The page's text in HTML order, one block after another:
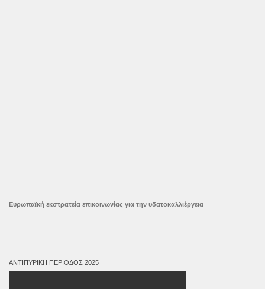
Ευρωπαϊκή εκστρατεία επικοινωνίας για την υδατοκαλλιέργεια
ΑΝΤΙΠΥΡΙΚΉ ΠΕΡΊΟΔΟΣ 2025